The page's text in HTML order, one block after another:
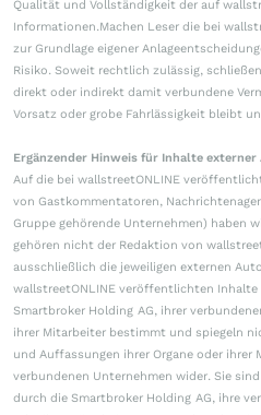
Qualität und Vollständigkeit der auf
Informationen.Machen Leser die bei
zur Grundlage eigener
Risiko. Soweit rechtlich zulässig,
direkt oder indirekt damit verbundene
Vorsatz oder grobe Fahrlässigkeit bleibt
Ergänzender Hinweis für Inhalte externer
Auf die bei wallstreetONLINE
von Gastkommentatoren,
Gruppe gehörende Unternehmen) haben
gehören nicht der Redaktion von
ausschließlich die jeweiligen externen
wallstreetONLINE veröffentlichten
Smartbroker Holding AG, ihrer
ihrer Mitarbeiter bestimmt und spiegeln
und Auffassungen ihrer Organe oder ihrer
verbundenen Unternehmen wider. Sie
durch die Smartbroker Holding AG, ihre